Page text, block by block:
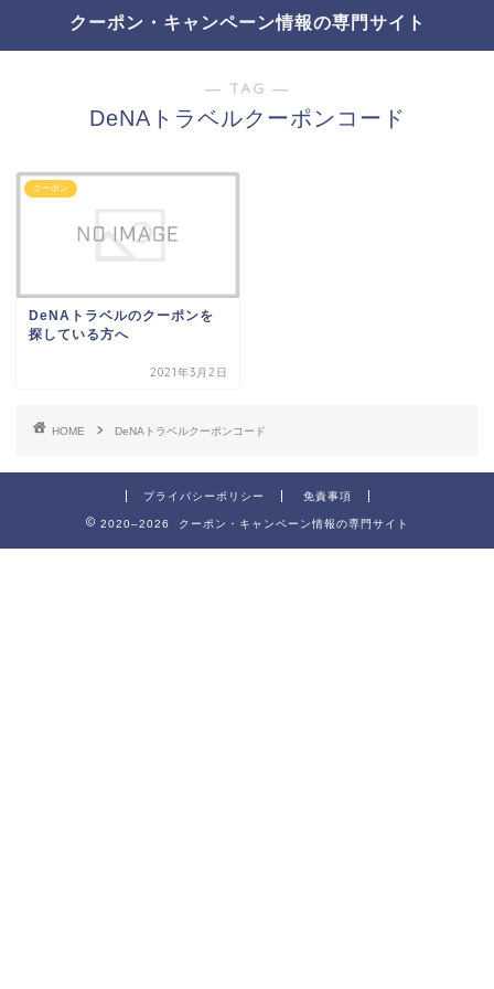
クーポン・キャンペーン情報の専門サイト
― TAG ―
DeNAトラベルクーポンコード
クーポン
DeNAトラベルのクーポンを
探している方へ
2021年3月2日
HOME DeNAトラベルクーポンコード
プライバシーポリシー 免責事項
2020–2026 クーポン・キャンペーン情報の専門サイト